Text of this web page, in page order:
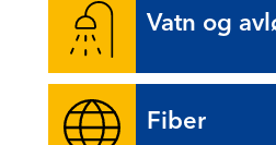
Vatn og
Fiber